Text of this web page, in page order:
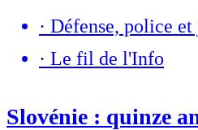
· Défense, police et
· Le fil de l'Info
Slovénie : quinze